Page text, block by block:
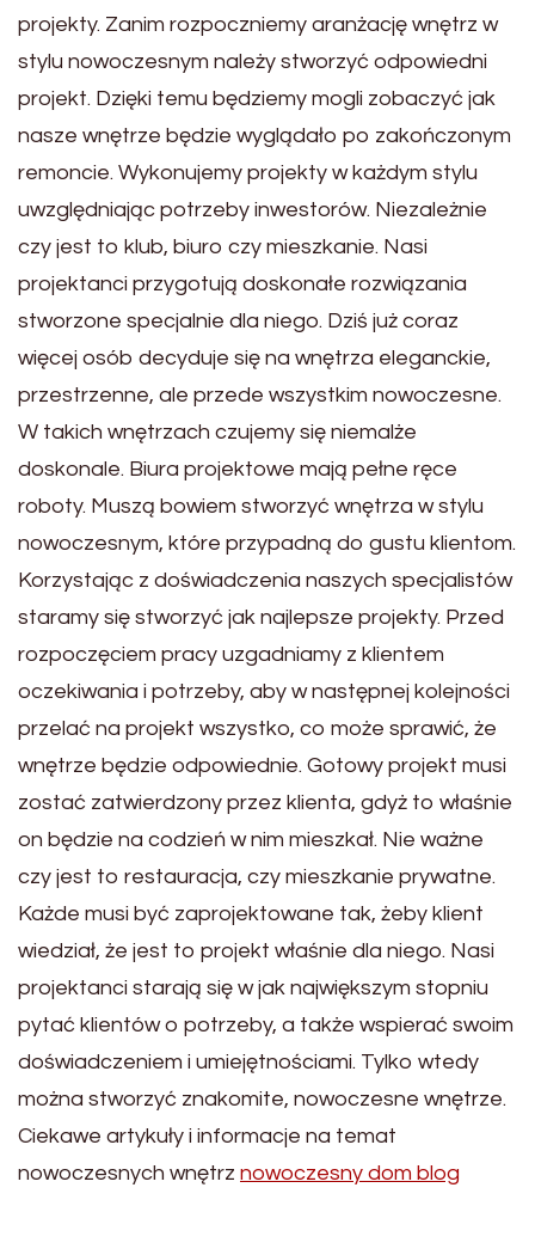
projekty. Zanim rozpoczniemy aranżację wnętrz w
stylu nowoczesnym należy stworzyć odpowiedni
projekt. Dzięki temu będziemy mogli zobaczyć jak
nasze wnętrze będzie wyglądało po zakończonym
remoncie. Wykonujemy projekty w każdym stylu
uwzględniając potrzeby inwestorów. Niezależnie
czy jest to klub, biuro czy mieszkanie. Nasi
projektanci przygotują doskonałe rozwiązania
stworzone specjalnie dla niego. Dziś już coraz
więcej osób decyduje się na wnętrza eleganckie,
przestrzenne, ale przede wszystkim nowoczesne.
W takich wnętrzach czujemy się niemalże
doskonale. Biura projektowe mają pełne ręce
roboty. Muszą bowiem stworzyć wnętrza w stylu
nowoczesnym, które przypadną do gustu klientom.
Korzystając z doświadczenia naszych specjalistów
staramy się stworzyć jak najlepsze projekty. Przed
rozpoczęciem pracy uzgadniamy z klientem
oczekiwania i potrzeby, aby w następnej kolejności
przelać na projekt wszystko, co może sprawić, że
wnętrze będzie odpowiednie. Gotowy projekt musi
zostać zatwierdzony przez klienta, gdyż to właśnie
on będzie na codzień w nim mieszkał. Nie ważne
czy jest to restauracja, czy mieszkanie prywatne.
Każde musi być zaprojektowane tak, żeby klient
wiedział, że jest to projekt właśnie dla niego. Nasi
projektanci starają się w jak największym stopniu
pytać klientów o potrzeby, a także wspierać swoim
doświadczeniem i umiejętnościami. Tylko wtedy
można stworzyć znakomite, nowoczesne wnętrze.
Ciekawe artykuły i informacje na temat
nowoczesnych wnętrz nowoczesny dom blog